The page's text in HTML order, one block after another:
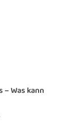
– Was kann